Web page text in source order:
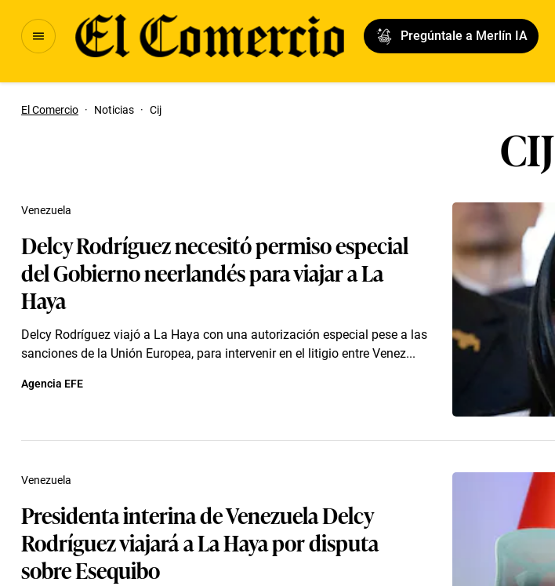
Pregúntale a Merlín IA
El Comercio · Noticias · Cij
CIJ
Delcy Rodríguez necesitó permiso especial
del Gobierno neerlandés para viajar a La
Haya
Delcy Rodríguez viajó a La Haya con una autorización especial pese a las
sanciones de la Unión Europea, para intervenir en el litigio entre Venez...
Venezuela
Agencia EFE
Presidenta interina de Venezuela Delcy
Rodríguez viajará a La Haya por disputa
sobre Esequibo
Venezuela